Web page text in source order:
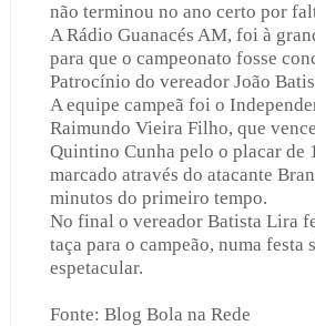
não terminou no ano certo por
A Rádio Guanacés AM, foi à
para que o campeonato fosse
Patrocínio do vereador João
A equipe campeã foi o
Raimundo Vieira Filho, que
Quintino Cunha pelo o placar de
marcado através do atacante
minutos do primeiro tempo.
No final o vereador Batista Lira
taça para o campeão, numa festa
espetacular.
Fonte: Blog Bola na Rede